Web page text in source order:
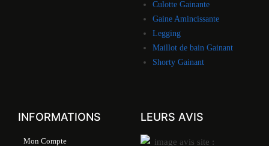
Culotte Gainante
Gaine Amincissante
Legging
Maillot de bain Gainant
Shorty Gainant
INFORMATIONS
Mon Compte
LEURS AVIS